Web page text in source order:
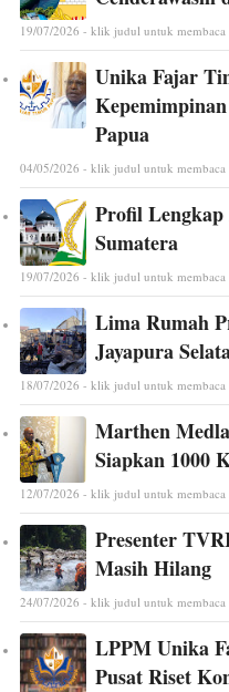
19/07/2026 - klik judul untuk membaca
Unika Fajar
Papua
04/05/2026 - klik judul untuk membaca
Profil
Sumatera
19/07/2026 - klik judul untuk membaca
Lima Rumah
Jayapura
18/07/2026 - klik judul untuk membaca
Marthen
Siapkan 1000
12/07/2026 - klik judul untuk membaca
Presenter
Masih Hilang
24/07/2026 - klik judul untuk membaca
LPPM Unika
Pusat Riset